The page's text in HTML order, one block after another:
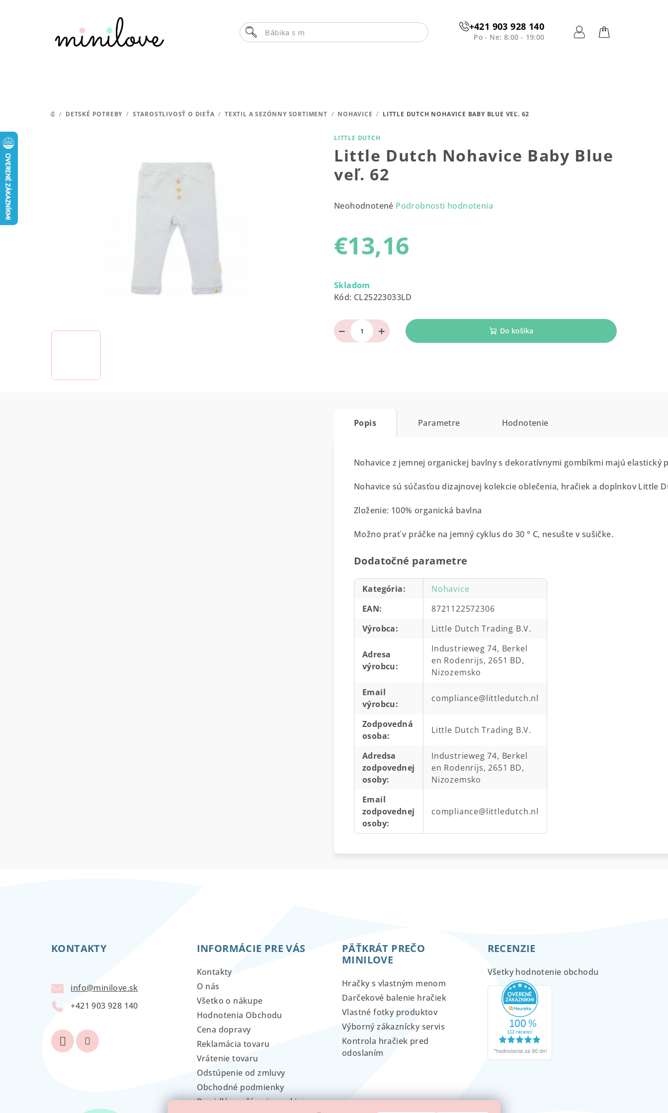
Bábika s menom
Hľadať +421 903 928 140
Po - Ne: 8:00 - 19:00
DOMOV
/ DETSKÉ POTREBY / STAROSTLIVOSŤ O DIEŤA / TEXTIL A SEZÓNNY SORTIMENT / NOHAVICE / LITTLE DUTCH NOHAVICE BABY BLUE VEĽ. 62
LITTLE DUTCH
Little Dutch Nohavice Baby Blue
veľ. 62
Priemerné
je
0,0
hviezdičiek.
Neohodnotené Podrobnosti hodnotenia
€13,16
cena:
Skladom
Kód: CL25223033LD
+
− Do košíka
Popis Parametre Hodnotenie
Nohavice z jemnej organickej bavlny s dekoratívnymi gombíkmi majú elastický
Nohavice sú súčasťou dizajnovej kolekcie oblečenia, hračiek a doplnkov Little
Zloženie: 100% organická bavlna
Možno prať v práčke na jemný cyklus do 30 ° C, nesušte v sušičke.
Dodatočné parametre
Kategória:
Nohavice
EAN:
8721122572306
Výrobca: Little Dutch Trading B.V.
Adresa
výrobcu:
Industrieweg 74, Berkel
en Rodenrijs, 2651 BD,
Nizozemsko
Email
výrobcu:
compliance@littledutch.nl
Zodpovedná
osoba:
Little Dutch Trading B.V.
Adredsa
zodpovednej
osoby:
Industrieweg 74, Berkel
en Rodenrijs, 2651 BD,
Nizozemsko
Email
zodpovednej
osoby:
compliance@littledutch.nl
KONTAKTY
info@minilove.sk
+421 903 928 140
INFORMÁCIE PRE VÁS
Kontakty
O nás
Všetko o nákupe
Hodnotenia Obchodu
Cena dopravy
Reklamácia tovaru
Vrátenie tovaru
Odstúpenie od zmluvy
Obchodné podmienky
Pravidlá používania cookies
PÄŤKRÁT PREČO
MINILOVE
Hračky s vlastným menom
Darčekové balenie hračiek
Vlastné fotky produktov
Výborný zákaznícky servis
Kontrola hračiek pred
odoslaním
RECENZIE
Všetky hodnotenie obchodu